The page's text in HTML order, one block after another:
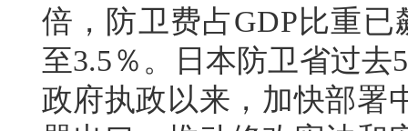
倍，防卫费占GDP比重
至3.5％。日本防卫省过
政府执政以来，加快部署